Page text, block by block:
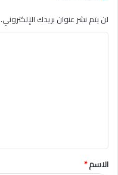
لن يتم نشر عنوان بريدك الإلكتروني.
ق
*
الاسم*